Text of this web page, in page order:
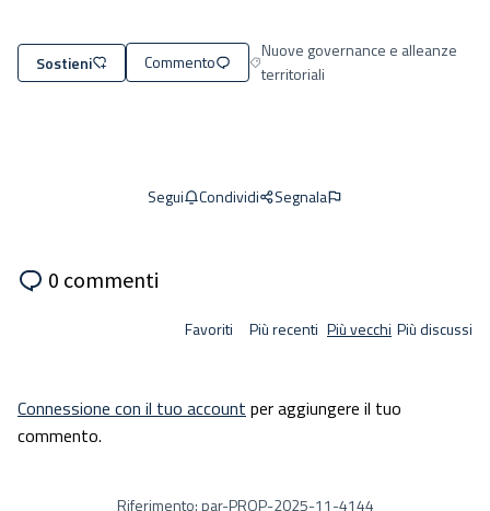
Sostieni Commento Filtra i risultati per l'ambito: Nuove
Nuove governance e alleanze
territoriali
Segui Condividi Segnala
0 commenti
Favoriti Più recenti Più vecchi Più discussi
Connessione con il tuo account per aggiungere il tuo
commento.
Riferimento: par-PROP-2025-11-4144